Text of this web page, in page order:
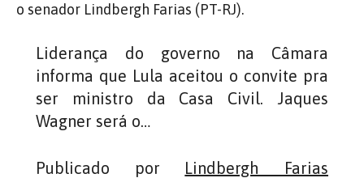
o senador Lindbergh Farias (PT-RJ).
Liderança do governo na Câmara
informa que Lula aceitou o convite pra
ser ministro da Casa Civil. Jaques
Wagner será o…
Publicado por Lindbergh Farias